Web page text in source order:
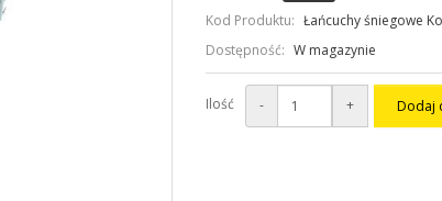
Kod Produktu: Łańcuchy śniegowe
Dostępność: W magazynie
Ilość - + Dodaj